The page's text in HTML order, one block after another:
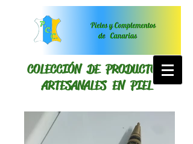
COLECCIÓN DE PRODUCTOS
ARTESANALES EN PIEL